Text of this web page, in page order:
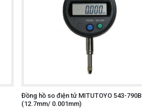
Đồng hồ so điện tử MITUTOYO 543-790B
(12.7mm/ 0.001mm)